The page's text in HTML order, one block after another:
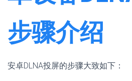
步骤介绍
安卓DLNA投屏的步骤大致如下：